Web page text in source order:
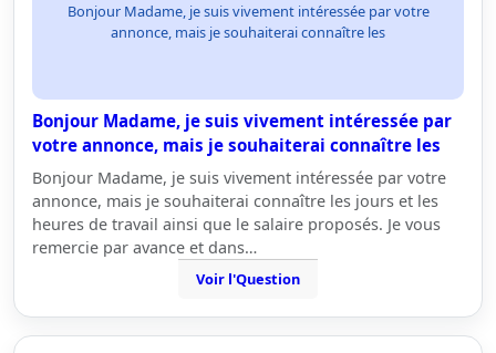
Bonjour Madame, je suis vivement intéressée par votre
annonce, mais je souhaiterai connaître les
Bonjour Madame, je suis vivement intéressée par
votre annonce, mais je souhaiterai connaître les
Bonjour Madame, je suis vivement intéressée par votre
annonce, mais je souhaiterai connaître les jours et les
heures de travail ainsi que le salaire proposés. Je vous
remercie par avance et dans…
Voir l'Question